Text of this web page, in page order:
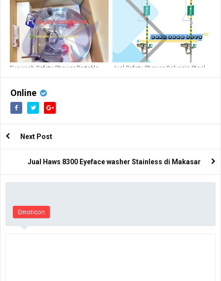
Eyewash Safety Shower Portable
Jual Safety Shower Galvanis Steel
Online
Next Post
Jual Haws 8300 Eyeface washer Stainless di Makasar
Emoticon